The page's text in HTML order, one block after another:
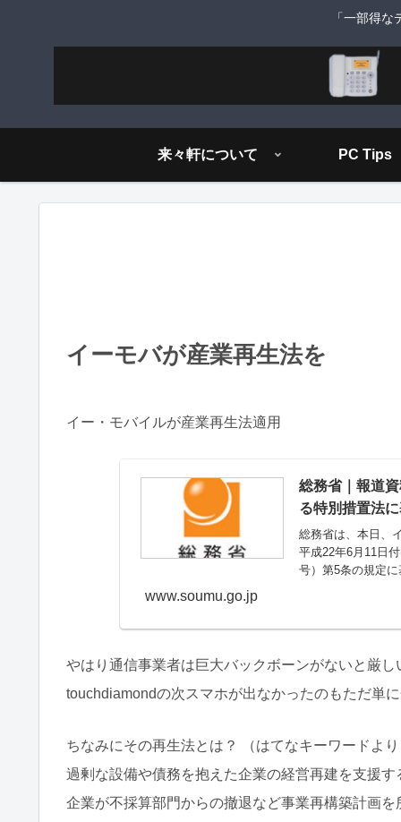
「一部得
来々軒について PC Tips
イーモバが産業再生法を
イー・モバイルが産業再生法適用
総務省｜報道
る特別措置法
総務省は、本日、
平成22年6月11日
号）第5条の規定に
www.soumu.go.jp
やはり通信事業者は巨大バックボーンがないと厳し
touchdiamondの次スマホが出なかったのもただ単に
ちなみにその再生法とは？ （はてなキーワードより
過剰な設備や債務を抱えた企業の経営再建を支援
企業が不採算部門からの撤退など事業再構築計画を